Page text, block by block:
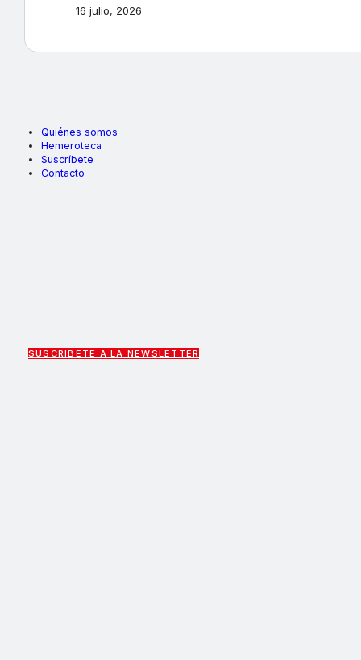
16 julio, 2026
Quiénes somos
Hemeroteca
Suscríbete
Contacto
SUSCRÍBETE A LA NEWSLETTER